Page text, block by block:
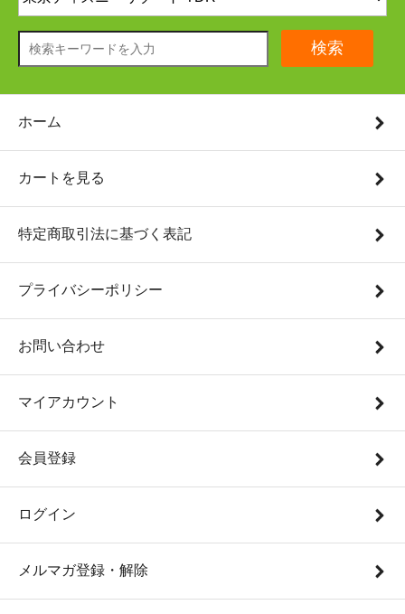
検索
ホーム
カートを見る
特定商取引法に基づく表記
プライバシーポリシー
お問い合わせ
マイアカウント
会員登録
ログイン
メルマガ登録・解除